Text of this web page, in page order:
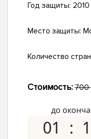
Год защиты: 2010
Место защиты:
Количество
Стоимость: 700
до
01